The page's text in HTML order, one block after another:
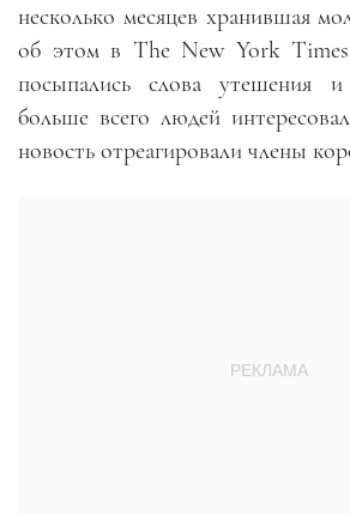
несколько месяцев хранившая
об этом в The New York
посыпались слова утешения
больше всего людей
новость отреагировали члены